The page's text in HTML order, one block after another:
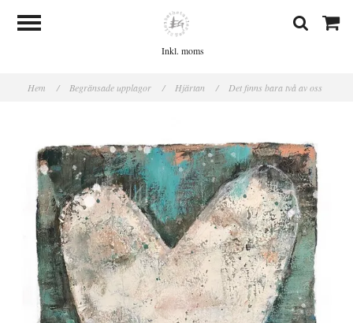
Inkl. moms
Hem / Begränsade upplagor / Hjärtan / Det finns bara två av oss